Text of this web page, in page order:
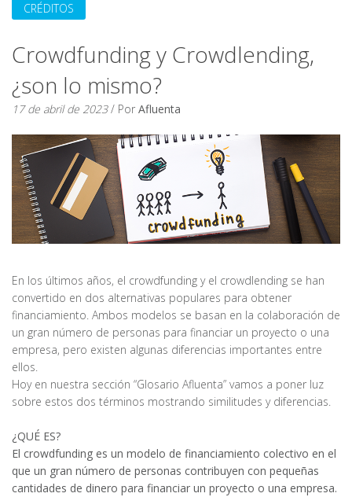
CRÉDITOS
Crowdfunding y Crowdlending,
¿son lo mismo?
17 de abril de 2023/ Por Afluenta
En los últimos años, el crowdfunding y el crowdlending se han
convertido en dos alternativas populares para obtener
financiamiento. Ambos modelos se basan en la colaboración de
un gran número de personas para financiar un proyecto o una
empresa, pero existen algunas diferencias importantes entre
ellos.
Hoy en nuestra sección “Glosario Afluenta” vamos a poner luz
sobre estos dos términos mostrando similitudes y diferencias.
¿QUÉ ES?
El crowdfunding es un modelo de financiamiento colectivo en el
que un gran número de personas contribuyen con pequeñas
cantidades de dinero para financiar un proyecto o una empresa.